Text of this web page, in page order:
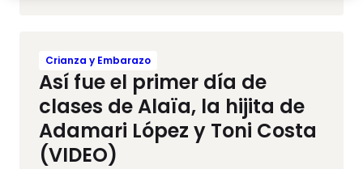
Crianza y Embarazo
Así fue el primer día de
clases de Alaïa, la hijita de
Adamari López y Toni Costa
(VIDEO)